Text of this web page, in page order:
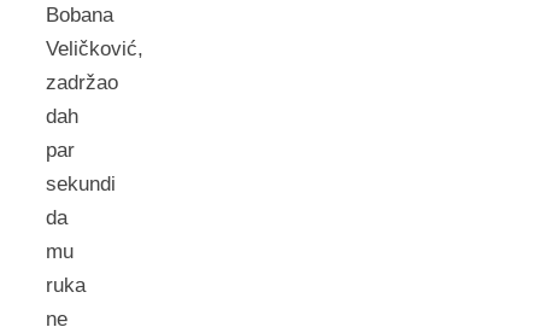
Bobana
Veličković,
zadržao
dah
par
sekundi
da
mu
ruka
ne